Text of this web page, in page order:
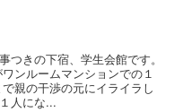
きの下宿、学生会館です。
ンルームマンションでの１
親の干渉の元にイライラし
人にな...